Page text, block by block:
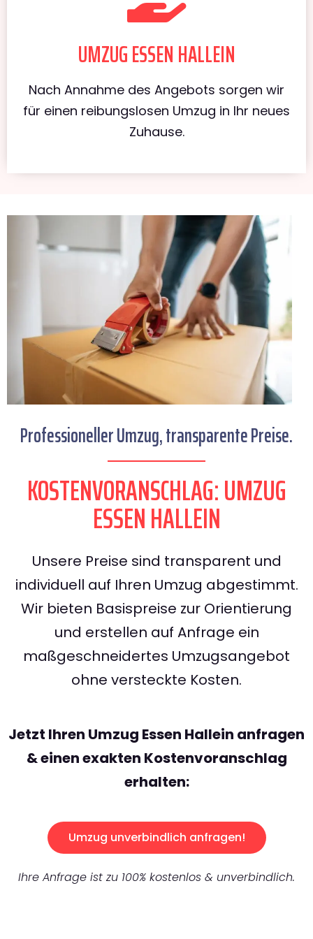
UMZUG ESSEN HALLEIN
Nach Annahme des Angebots sorgen wir
für einen reibungslosen Umzug in Ihr neues
Zuhause.
Professioneller Umzug, transparente Preise.
KOSTENVORANSCHLAG: UMZUG
ESSEN HALLEIN
Unsere Preise sind transparent und
individuell auf Ihren Umzug abgestimmt.
Wir bieten Basispreise zur Orientierung
und erstellen auf Anfrage ein
maßgeschneidertes Umzugsangebot
ohne versteckte Kosten.
Jetzt Ihren Umzug Essen Hallein anfragen
& einen exakten Kostenvoranschlag
erhalten:
Umzug unverbindlich anfragen!
Ihre Anfrage ist zu 100% kostenlos & unverbindlich.